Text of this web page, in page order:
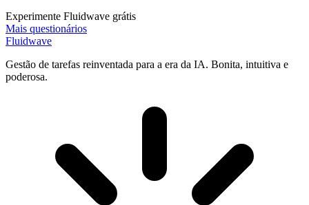
Experimente Fluidwave grátis
Mais questionários
Fluidwave
Gestão de tarefas reinventada para a era da IA. Bonita, intuitiva e
poderosa.